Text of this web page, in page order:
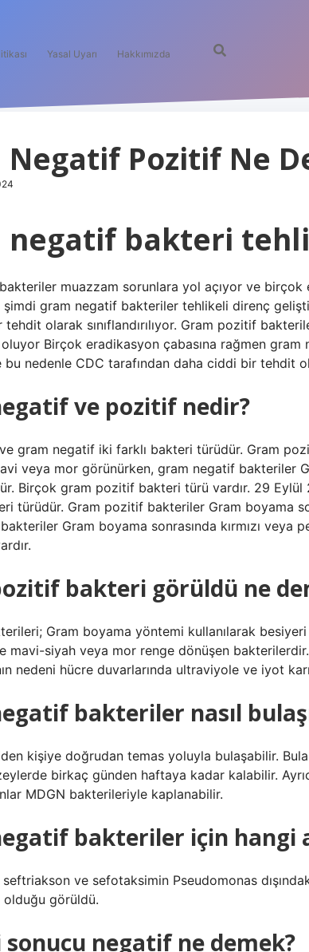
Yasal Uyarı Hakkımızda
Negatif Pozitif Ne
negatif bakteri
muazzam sorunlara yol açıyor ve birçok
şimdi gram negatif bakteriler tehlikeli direnç
olarak sınıflandırılıyor. Gram pozitif
Birçok eradikasyon çabasına rağmen
nedenle CDC tarafından daha ciddi bir tehdit
ve pozitif nedir?
gram negatif iki farklı bakteri türüdür. Gram
veya mor görünürken, gram negatif bakteriler
Birçok gram pozitif bakteri türü vardır. 29
türüdür. Gram pozitif bakteriler Gram boyama
Gram boyama sonrasında kırmızı veya
bakteri görüldü ne
Gram boyama yöntemi kullanılarak
mavi-siyah veya mor renge dönüşen
nedeni hücre duvarlarında ultraviyole ve iyot
bakteriler nasıl
kişiye doğrudan temas yoluyla bulaşabilir.
birkaç günden haftaya kadar kalabilir.
MDGN bakterileriyle kaplanabilir.
bakteriler için hangi
seftriakson ve sefotaksimin Pseudomonas
görüldü.
negatif ne demek?